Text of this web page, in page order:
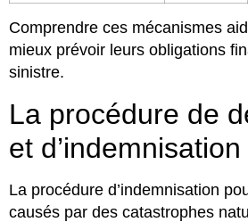
Comprendre ces mécanismes
mieux prévoir leurs obligations
sinistre.
La procédure de
et d’indemnisation
La procédure d’indemnisation
causés par des catastrophes